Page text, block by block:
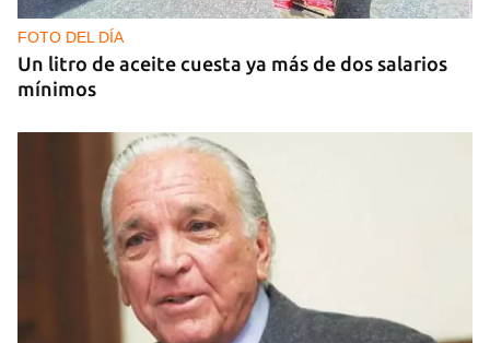
censura en un homenaje en La Habana
FOTO DEL DÍA
Un litro de aceite cuesta ya más de dos salarios
mínimos